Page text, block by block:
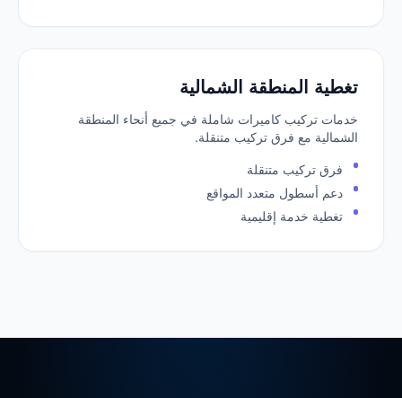
تغطية المنطقة الشمالية
خدمات تركيب كاميرات شاملة في جميع أنحاء المنطقة
الشمالية مع فرق تركيب متنقلة.
فرق تركيب متنقلة
دعم أسطول متعدد المواقع
تغطية خدمة إقليمية